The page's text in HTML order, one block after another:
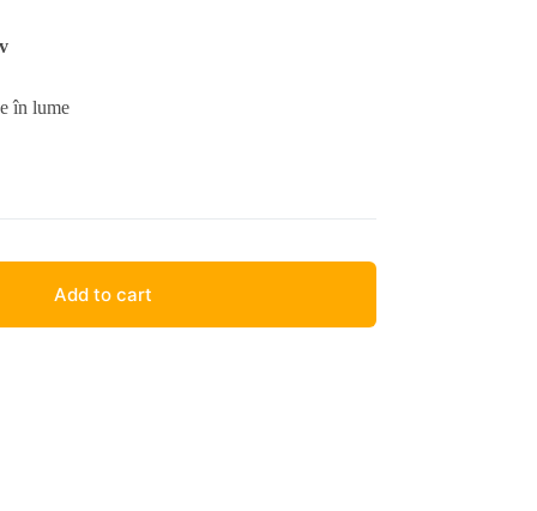
în lume
Add to cart